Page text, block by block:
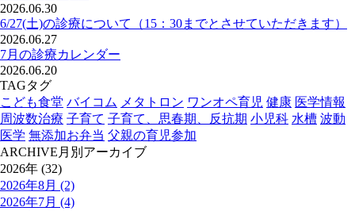
2026.06.30
6/27(土)の診療について（15：30までとさせていただきます）
2026.06.27
7月の診療カレンダー
2026.06.20
TAGタグ
こども食堂 バイコム メタトロン ワンオペ育児 健康 医学情報
周波数治療 子育て 子育て、思春期、反抗期 小児科 水槽 波動
医学 無添加お弁当 父親の育児参加
ARCHIVE 月別アーカイブ
2026年 (32)
2026年8月 (2)
2026年7月 (4)